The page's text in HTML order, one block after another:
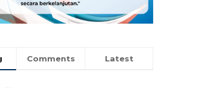
Comments Latest